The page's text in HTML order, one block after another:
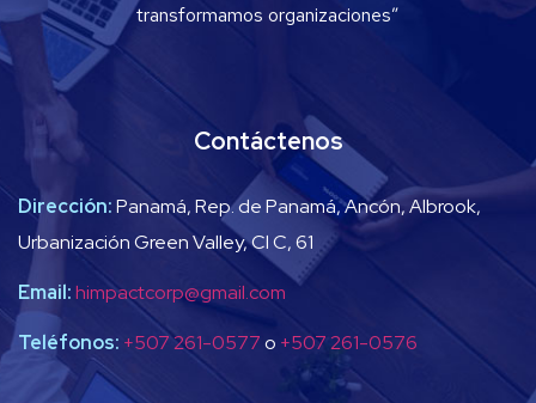
transformamos organizaciones”
Contáctenos
Dirección:Panamá, Rep. de Panamá, Ancón, Albrook,
Urbanización Green Valley, Cl C, 61
Email:himpactcorp@gmail.com
Teléfonos: +507 261-0577o +507 261-0576